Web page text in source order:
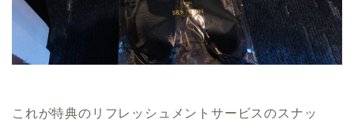
これが特典のリフレッシュメントサービスのスナッ